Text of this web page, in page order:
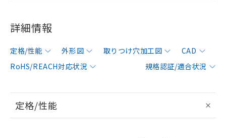
詳細情報
定格/性能 外形図 取りつけ穴加工図
CAD
RoHS/REACH対応状況
規格認証/適合状況
定格/性能